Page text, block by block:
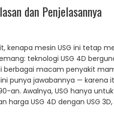
dan Penjelasannya
mesin USG ini tetap
teknologi USG 4D
macam penyakit
punya jawabannya — karena
an. Awalnya, USG hanya
harga USG 4D dengan USG